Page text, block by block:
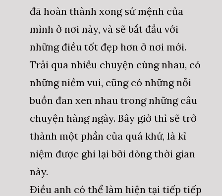
đã hoàn thành xong sứ mệnh của
mình ở nơi này, và sẽ bắt đầu với
những điều tốt đẹp hơn ở nơi mới.
Trải qua nhiều chuyện cùng nhau, có
những niềm vui, cũng có những nỗi
buồn đan xen nhau trong những câu
chuyện hàng ngày. Bây giờ thì sẽ trở
thành một phần của quá khứ, là kỉ
niệm được ghi lại bởi dòng thời gian
này.
Điều anh có thể làm hiện tại tiếp tiếp